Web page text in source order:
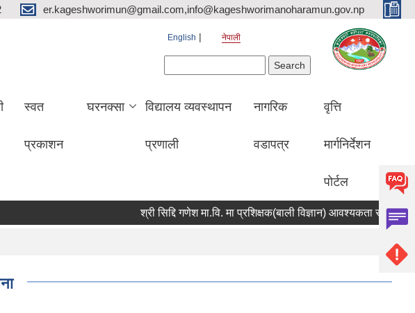
er.kageshworimun@gmail.com,info@kageshworimanoharamun.gov.np
English नेपाली
स्वत
प्रकाशन
घरनक्सा विद्यालय व्यवस्थापन
प्रणाली
नागरिक
वडापत्र
वृत्ति
मार्गनिर्देशन
पोर्टल
श्री सिद्दि गणेश मा.वि. मा प्रशिक्षक(बाली विज्ञान) आवश्यकता सम्बन्धी सूचना